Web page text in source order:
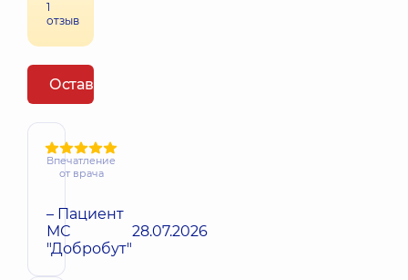
1
отзыв
Оставить отзыв
Впечатление
от врача
– Пациент
МС
"Добробут"
28.07.2026